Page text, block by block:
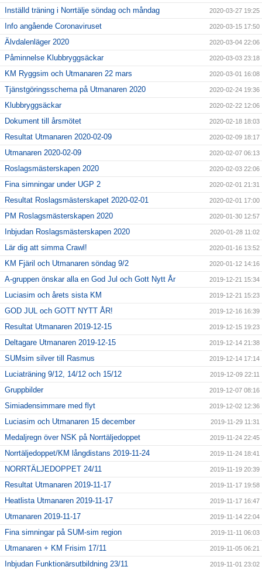
Inställd träning i Norrtälje söndag och måndag 2020-03-27 19:25
Info angående Coronaviruset 2020-03-15 17:50
Älvdalenläger 2020 2020-03-04 22:06
Påminnelse Klubbryggsäckar 2020-03-03 23:18
KM Ryggsim och Utmanaren 22 mars 2020-03-01 16:08
Tjänstgöringsschema på Utmanaren 2020 2020-02-24 19:36
Klubbryggsäckar 2020-02-22 12:06
Dokument till årsmötet 2020-02-18 18:03
Resultat Utmanaren 2020-02-09 2020-02-09 18:17
Utmanaren 2020-02-09 2020-02-07 06:13
Roslagsmästerskapen 2020 2020-02-03 22:06
Fina simningar under UGP 2 2020-02-01 21:31
Resultat Roslagsmästerskapet 2020-02-01 2020-02-01 17:00
PM Roslagsmästerskapen 2020 2020-01-30 12:57
Inbjudan Roslagsmästerskapen 2020 2020-01-28 11:02
Lär dig att simma Crawl! 2020-01-16 13:52
KM Fjäril och Utmanaren söndag 9/2 2020-01-12 14:16
A-gruppen önskar alla en God Jul och Gott Nytt År 2019-12-21 15:34
Luciasim och årets sista KM 2019-12-21 15:23
GOD JUL och GOTT NYTT ÅR! 2019-12-16 16:39
Resultat Utmanaren 2019-12-15 2019-12-15 19:23
Deltagare Utmanaren 2019-12-15 2019-12-14 21:38
SUMsim silver till Rasmus 2019-12-14 17:14
Luciaträning 9/12, 14/12 och 15/12 2019-12-09 22:11
Gruppbilder 2019-12-07 08:16
Simiadensimmare med flyt 2019-12-02 12:36
Luciasim och Utmanaren 15 december 2019-11-29 11:31
Medaljregn över NSK på Norrtäljedoppet 2019-11-24 22:45
Norrtäljedoppet/KM långdistans 2019-11-24 2019-11-24 18:41
NORRTÄLJEDOPPET 24/11 2019-11-19 20:39
Resultat Utmanaren 2019-11-17 2019-11-17 19:58
Heatlista Utmanaren 2019-11-17 2019-11-17 16:47
Utmanaren 2019-11-17 2019-11-14 22:04
Fina simningar på SUM-sim region 2019-11-11 06:03
Utmanaren + KM Frisim 17/11 2019-11-05 06:21
Inbjudan Funktionärsutbildning 23/11 2019-11-01 23:02